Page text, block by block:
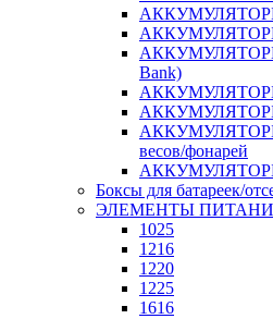
Bank)
АККУМУЛЯТОРЫ
весов/фонарей
Боксы для батареек/
ЭЛЕМЕНТЫ
1025
1216
1220
1225
1616